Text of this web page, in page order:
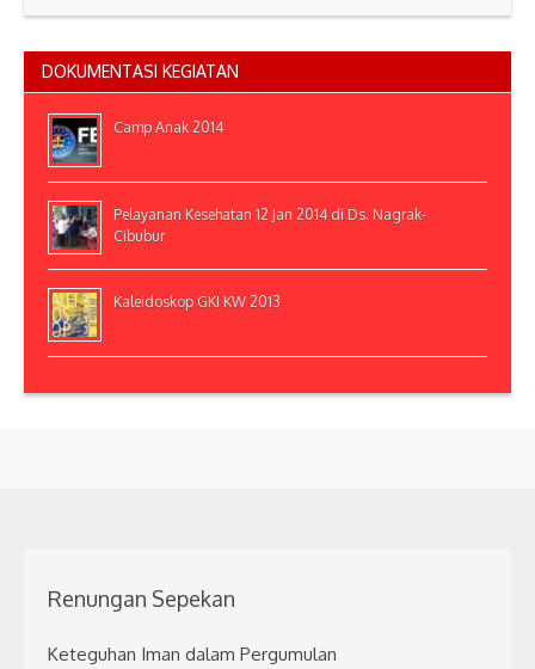
DOKUMENTASI KEGIATAN
Camp Anak 2014
Pelayanan Kesehatan 12 Jan 2014 di Ds. Nagrak-
Cibubur
Kaleidoskop GKI KW 2013
Renungan Sepekan
Keteguhan Iman dalam Pergumulan